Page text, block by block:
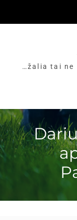
…žalia tai ne